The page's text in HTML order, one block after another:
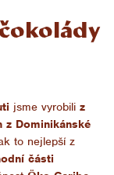
jsme vyrobili z
z Dominikánské
to nejlepší z
části